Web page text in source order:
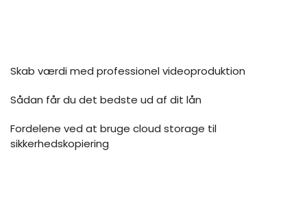
Skab værdi med professionel videoproduktion
Sådan får du det bedste ud af dit lån
Fordelene ved at bruge cloud storage til
sikkerhedskopiering